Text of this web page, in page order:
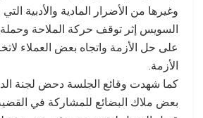
وغيرها من الأضرار المادية والأدبية
السويس إثر توقف حركة الملاحة وحملة
على حل الأزمة واتجاه بعض العملاء
الأزمة.
كما شهدت وقائع الجلسة دحض لجنة
بعض ملاك البضائع للمشاركة في